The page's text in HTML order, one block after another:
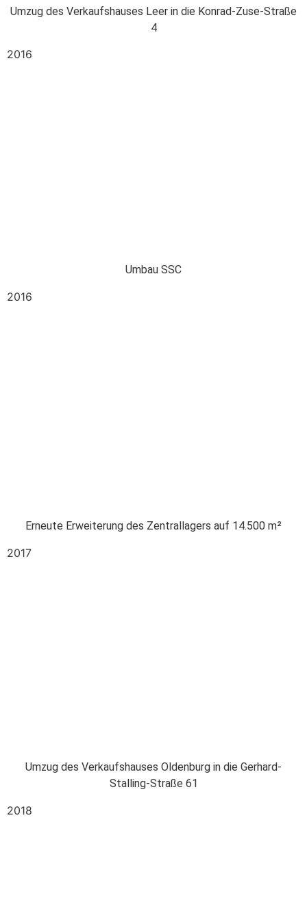
Umzug des Verkaufshauses Leer in die Konrad-Zuse-Straße
4
2016
Umbau SSC
2016
Erneute Erweiterung des Zentrallagers auf 14.500 m²
2017
Umzug des Verkaufshauses Oldenburg in die Gerhard-
Stalling-Straße 61
2018